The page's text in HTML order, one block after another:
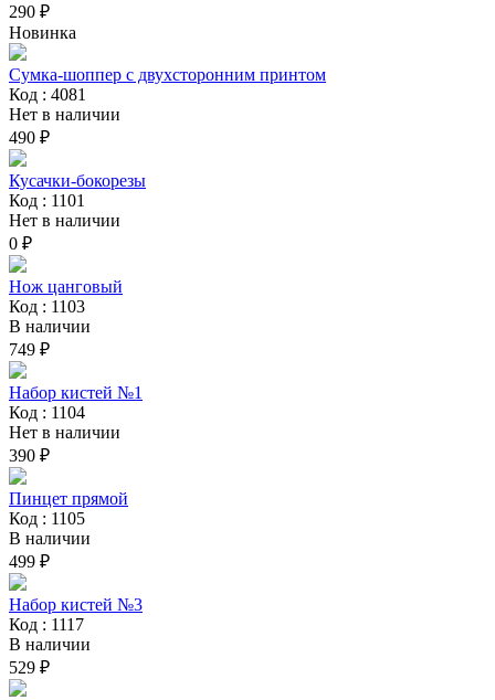
290 ₽
Новинка
Сумка-шоппер с двухсторонним принтом
Код : 4081
Нет в наличии
490 ₽
Кусачки-бокорезы
Код : 1101
Нет в наличии
0 ₽
Нож цанговый
Код : 1103
В наличии
749 ₽
Набор кистей №1
Код : 1104
Нет в наличии
390 ₽
Пинцет прямой
Код : 1105
В наличии
499 ₽
Набор кистей №3
Код : 1117
В наличии
529 ₽